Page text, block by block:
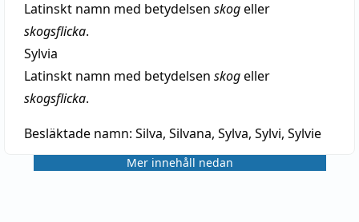
Latinskt namn med betydelsen skogeller
skogsflicka.
Sylvia
Latinskt namn med betydelsen skogeller
skogsflicka.
Besläktade namn: Silva, Silvana, Sylva, Sylvi, Sylvie
Mer innehåll nedan